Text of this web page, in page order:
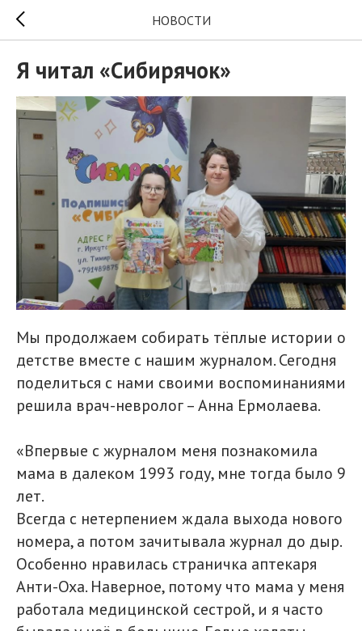
НОВОСТИ
Я читал «Сибирячок»
Мы продолжаем собирать тёплые истории о
детстве вместе с нашим журналом. Сегодня
поделиться с нами своими воспоминаниями
решила врач-невролог – Анна Ермолаева.
«Впервые с журналом меня познакомила
мама в далеком 1993 году, мне тогда было 9
лет.
Всегда с нетерпением ждала выхода нового
номера, а потом зачитывала журнал до дыр.
Особенно нравилась страничка аптекаря
Анти-Оха. Наверное, потому что мама у меня
работала медицинской сестрой, и я часто